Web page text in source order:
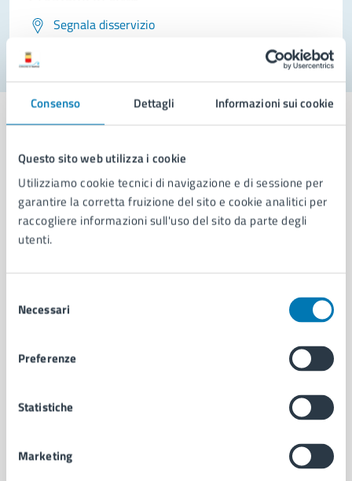
Consenso Dettagli Informazioni sui cookie
Questo sito web utilizza i cookie
Utilizziamo cookie tecnici di navigazione e di sessione per
garantire la corretta fruizione del sito e cookie analitici per
raccogliere informazioni sull'uso del sito da parte degli
utenti.
delNecessari
Preferenze
Statistiche
Marketing
Segnala disservizio
Comune di Napoli
AMMINISTRAZIONE
Aree amministrative
Uffici
Personale amministrativo
Intranet, posta aziendale e protocollo
CATEGORIE DI SERVIZIO